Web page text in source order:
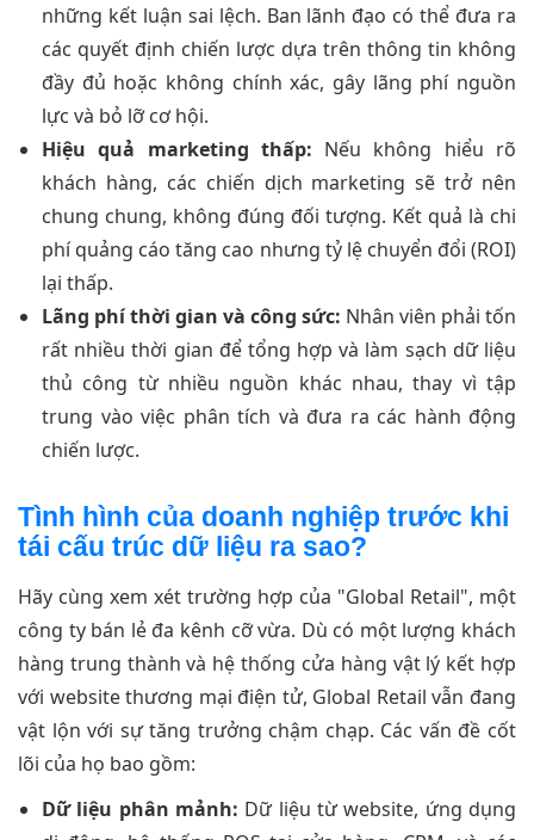
những kết luận sai lệch. Ban lãnh đạo có thể đưa ra
các quyết định chiến lược dựa trên thông tin không
đầy đủ hoặc không chính xác, gây lãng phí nguồn
lực và bỏ lỡ cơ hội.
Hiệu quả marketing thấp: Nếu không hiểu rõ
khách hàng, các chiến dịch marketing sẽ trở nên
chung chung, không đúng đối tượng. Kết quả là chi
phí quảng cáo tăng cao nhưng tỷ lệ chuyển đổi (ROI)
lại thấp.
Lãng phí thời gian và công sức: Nhân viên phải tốn
rất nhiều thời gian để tổng hợp và làm sạch dữ liệu
thủ công từ nhiều nguồn khác nhau, thay vì tập
trung vào việc phân tích và đưa ra các hành động
chiến lược.
Tình hình của doanh nghiệp trước khi
tái cấu trúc dữ liệu ra sao?
Hãy cùng xem xét trường hợp của "Global Retail", một
công ty bán lẻ đa kênh cỡ vừa. Dù có một lượng khách
hàng trung thành và hệ thống cửa hàng vật lý kết hợp
với website thương mại điện tử, Global Retail vẫn đang
vật lộn với sự tăng trưởng chậm chạp. Các vấn đề cốt
lõi của họ bao gồm:
Dữ liệu phân mảnh: Dữ liệu từ website, ứng dụng